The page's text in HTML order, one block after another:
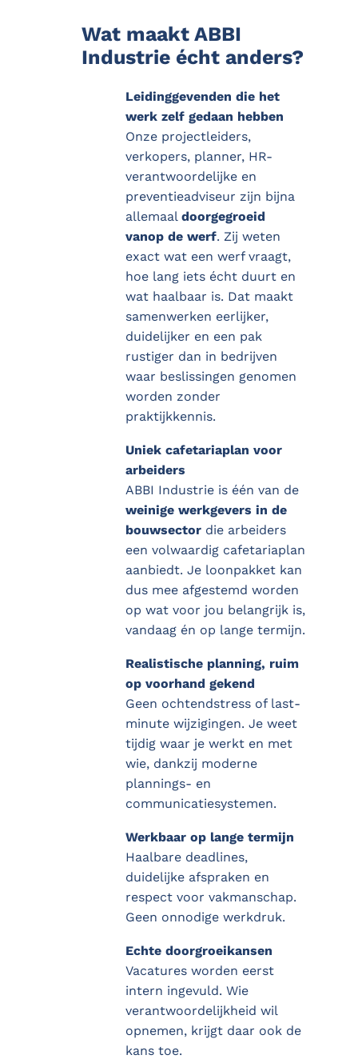
Wat maakt ABBI
Industrie écht anders?
Leidinggevenden die het
werk zelf gedaan hebben
Onze projectleiders,
verkopers, planner, HR-
verantwoordelijke en
preventieadviseur zijn bijna
allemaal doorgegroeid
vanop de werf. Zij weten
exact wat een werf vraagt,
hoe lang iets écht duurt en
wat haalbaar is. Dat maakt
samenwerken eerlijker,
duidelijker en een pak
rustiger dan in bedrijven
waar beslissingen genomen
worden zonder
praktijkkennis.
Uniek cafetariaplan voor
arbeiders
ABBI Industrie is één van de
weinige werkgevers in de
bouwsectordie arbeiders
een volwaardig cafetariaplan
aanbiedt. Je loonpakket kan
dus mee afgestemd worden
op wat voor jou belangrijk is,
vandaag én op lange termijn.
Realistische planning, ruim
op voorhand gekend
Geen ochtendstress of last-
minute wijzigingen. Je weet
tijdig waar je werkt en met
wie, dankzij moderne
plannings- en
communicatiesystemen.
Werkbaar op lange termijn
Haalbare deadlines,
duidelijke afspraken en
respect voor vakmanschap.
Geen onnodige werkdruk.
Echte doorgroeikansen
Vacatures worden eerst
intern ingevuld. Wie
verantwoordelijkheid wil
opnemen, krijgt daar ook de
kans toe.